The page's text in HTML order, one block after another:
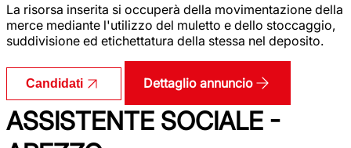
La risorsa inserita si occuperà della movimentazione della
merce mediante l'utilizzo del muletto e dello stoccaggio,
suddivisione ed etichettatura della stessa nel deposito.
Candidati Dettaglio annuncio
ASSISTENTE SOCIALE -